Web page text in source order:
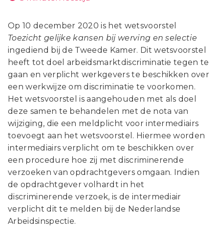
Op 10 december 2020 is het wetsvoorstel
Toezicht gelijke kansen bij werving en selectie
ingediend bij de Tweede Kamer. Dit wetsvoorstel
heeft tot doel arbeidsmarktdiscriminatie tegen te
gaan en verplicht werkgevers te beschikken over
een werkwijze om discriminatie te voorkomen.
Het wetsvoorstel is aangehouden met als doel
deze samen te behandelen met de nota van
wijziging, die een meldplicht voor intermediairs
toevoegt aan het wetsvoorstel. Hiermee worden
intermediairs verplicht om te beschikken over
een procedure hoe zij met discriminerende
verzoeken van opdrachtgevers omgaan. Indien
de opdrachtgever volhardt in het
discriminerende verzoek, is de intermediair
verplicht dit te melden bij de Nederlandse
Arbeidsinspectie.